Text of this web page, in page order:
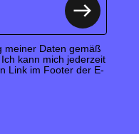
meiner Daten gemäß
kann mich jederzeit
Link im Footer der E-